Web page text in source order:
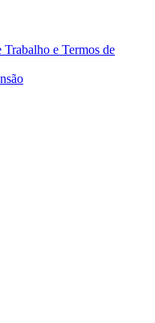
e Termos de